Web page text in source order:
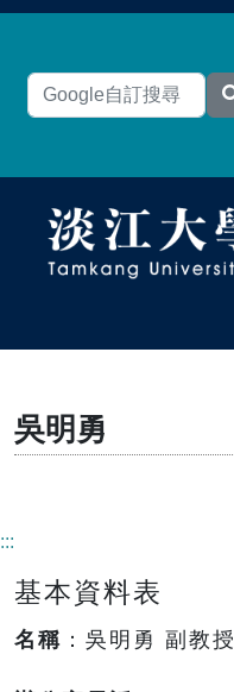
吳明勇
:::
基本資料表
名稱 ：吳明勇 副教授